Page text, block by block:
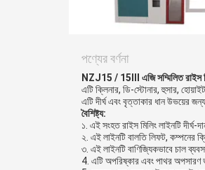
পণ্যের বর্ণনা
NZJ15 / 15III এজি সম্মিলিত রাইস
এটি ক্লিনার, ডি-স্টোনার, হুসার,
এটি দীর্ঘ এবং বৃত্তাকার ধান উভয়ের
বৈশিষ্ট্য:
১. এই সংহত রাইস মিলিং লাইনটি
২. এই লাইনটি বালতি লিফট, কম্পনের
৩. এই লাইনটি বাণিজ্যিকভাবে চাল
4. এটি অপরিষ্কার এবং পাথর অপসারণ